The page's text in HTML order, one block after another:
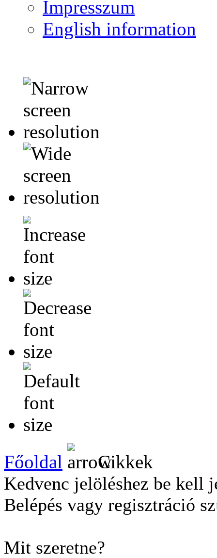
Impresszum
English information
Főoldal Cikkek
Kedvenc jelöléshez be kell
Belépés vagy regisztráció
Mit szeretne?